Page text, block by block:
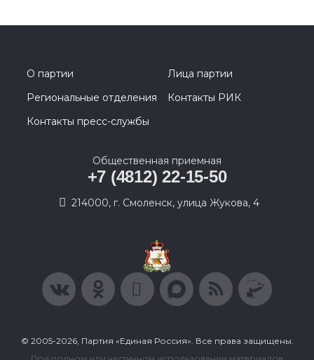
О партии
Лица партии
Региональные отделения
Контакты РИК
Контакты пресс-службы
Общественная приемная
+7 (4812) 22-15-50
214000, г. Смоленск, улица Жукова, 4
© 2005-2026, Партия «Единая Россия». Все права защищены.